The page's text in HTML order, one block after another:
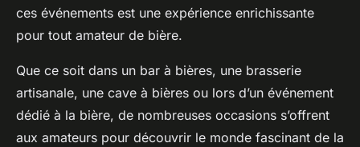
ces événements est une expérience enrichissante
pour tout amateur de bière.
Que ce soit dans un bar à bières, une brasserie
artisanale, une cave à bières ou lors d’un événement
dédié à la bière, de nombreuses occasions s’offrent
aux amateurs pour découvrir le monde fascinant de la